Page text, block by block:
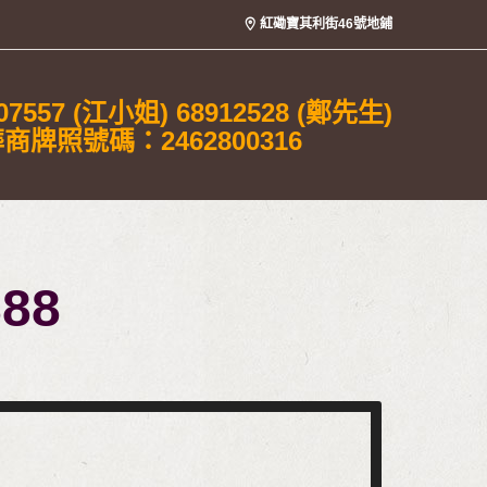
紅磡寶其利街46號地鋪
(江小姐) 68912528 (鄭先生)
牌照號碼：2462800316